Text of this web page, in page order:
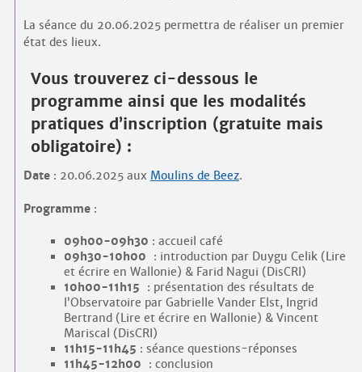
La séance du 20.06.2025 permettra de réaliser un premier
état des lieux.
Vous trouverez ci-dessous le
programme ainsi que les modalités
pratiques d’inscription (gratuite mais
obligatoire) :
Date: 20.06.2025 aux Moulins de Beez.
Programme:
09h00-09h30 : accueil café
09h30-10h00
: introduction par Duygu Celik (Lire
et écrire en Wallonie) & Farid Nagui (DisCRI)
10h00-11h15
: présentation des résultats de
l’Observatoire par Gabrielle Vander Elst, Ingrid
Bertrand (Lire et écrire en Wallonie) & Vincent
Mariscal (DisCRI)
11h15-11h45 : séance questions-réponses
11h45-12h00
: conclusion